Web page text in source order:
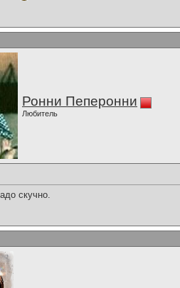
Ронни Пеперонни
Любитель
скучно.